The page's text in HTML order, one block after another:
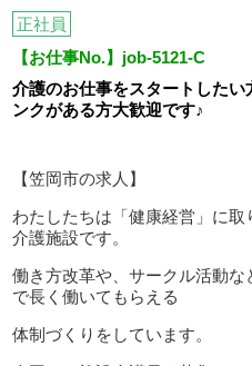
正社員
【お仕事No.】job-5121-C
介護のお仕事をスタートした
ンクがある方大歓迎です♪
【笠岡市の求人】
わたしたちは「健康経営」に
介護施設です。
働き方改革や、サークル活動
で長く働いてもらえる
体制づくりをしています。